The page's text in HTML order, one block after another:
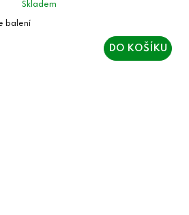
Skladem
DO KOŠÍKU